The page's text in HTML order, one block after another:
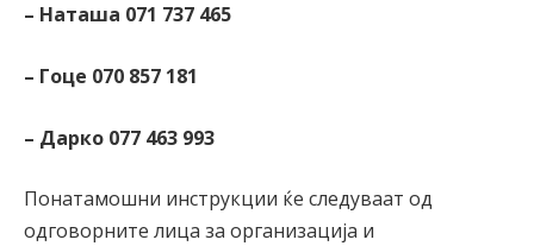
– Наташа 071 737 465
– Гоце 070 857 181
– Дарко 077 463 993
Понатамошни инструкции ќе следуваат од
одговорните лица за организација и